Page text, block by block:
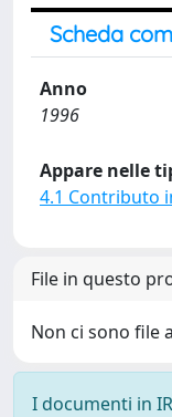
Scheda
Anno
1996
Appare nelle
4.1 Contributo
File in questo
Non ci sono file
I documenti in